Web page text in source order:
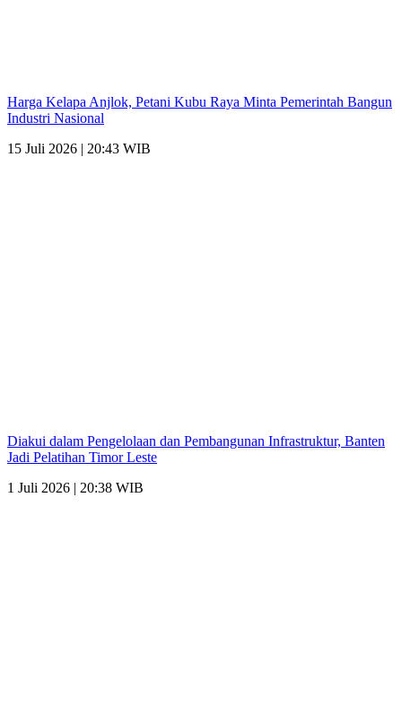
Harga Kelapa Anjlok, Petani Kubu Raya Minta Pemerintah Bangun
Industri Nasional
15 Juli 2026 | 20:43 WIB
Diakui dalam Pengelolaan dan Pembangunan Infrastruktur, Banten
Jadi Pelatihan Timor Leste
1 Juli 2026 | 20:38 WIB